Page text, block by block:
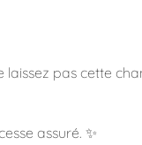
pas cette
assuré. ✨